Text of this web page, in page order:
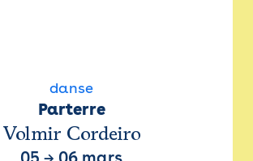
danse
Parterre
Volmir Cordeiro